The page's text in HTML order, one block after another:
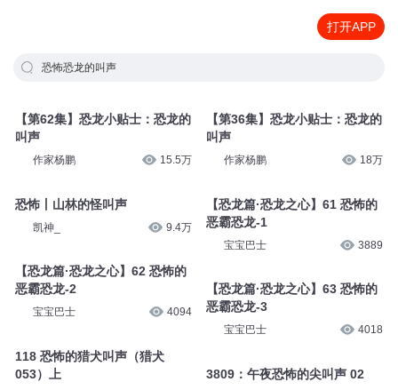
打开APP
恐怖恐龙的叫声
【第62集】恐龙小贴士：恐龙的
叫声
作家杨鹏 15.5万
恐怖丨山林的怪叫声
凯神_ 9.4万
【恐龙篇·恐龙之心】62 恐怖的
恶霸恐龙-2
宝宝巴士 4094
118 恐怖的猎犬叫声（猎犬
053）上
【第36集】恐龙小贴士：恐龙的
叫声
作家杨鹏 18万
【恐龙篇·恐龙之心】61 恐怖的
恶霸恐龙-1
宝宝巴士 3889
【恐龙篇·恐龙之心】63 恐怖的
恶霸恐龙-3
宝宝巴士 4018
3809：午夜恐怖的尖叫声 02